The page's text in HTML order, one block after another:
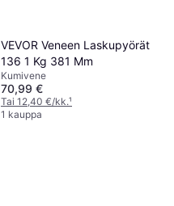
VEVOR Veneen Laskupyörät
136 1 Kg 381 Mm
Kumivene
70,99 €
Tai 12,40 €/kk.¹
1 kauppa